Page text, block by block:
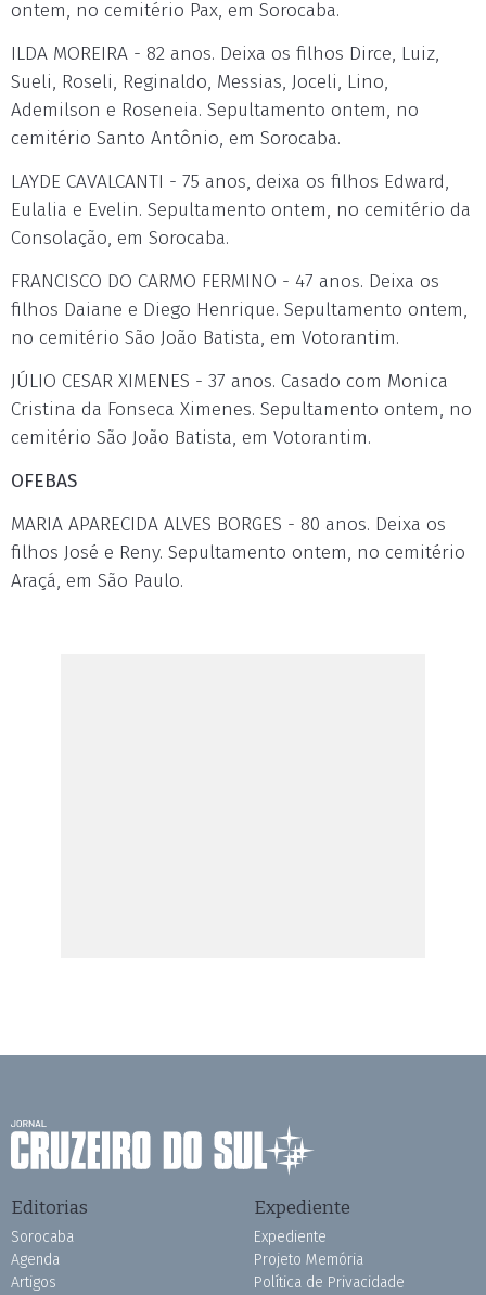
ontem, no cemitério Pax, em Sorocaba.
ILDA MOREIRA - 82 anos. Deixa os filhos Dirce, Luiz,
Sueli, Roseli, Reginaldo, Messias, Joceli, Lino,
Ademilson e Roseneia. Sepultamento ontem, no
cemitério Santo Antônio, em Sorocaba.
LAYDE CAVALCANTI - 75 anos, deixa os filhos Edward,
Eulalia e Evelin. Sepultamento ontem, no cemitério da
Consolação, em Sorocaba.
FRANCISCO DO CARMO FERMINO - 47 anos. Deixa os
filhos Daiane e Diego Henrique. Sepultamento ontem,
no cemitério São João Batista, em Votorantim.
JÚLIO CESAR XIMENES - 37 anos. Casado com Monica
Cristina da Fonseca Ximenes. Sepultamento ontem, no
cemitério São João Batista, em Votorantim.
OFEBAS
MARIA APARECIDA ALVES BORGES - 80 anos. Deixa os
filhos José e Reny. Sepultamento ontem, no cemitério
Araçá, em São Paulo.
Editorias
Sorocaba
Agenda
Artigos
Expediente
Expediente
Projeto Memória
Política de Privacidade